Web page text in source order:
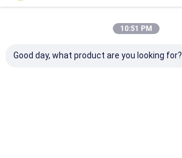
Prodotti Raccomandati
10:51 PM
Good day, what product are you looking for?